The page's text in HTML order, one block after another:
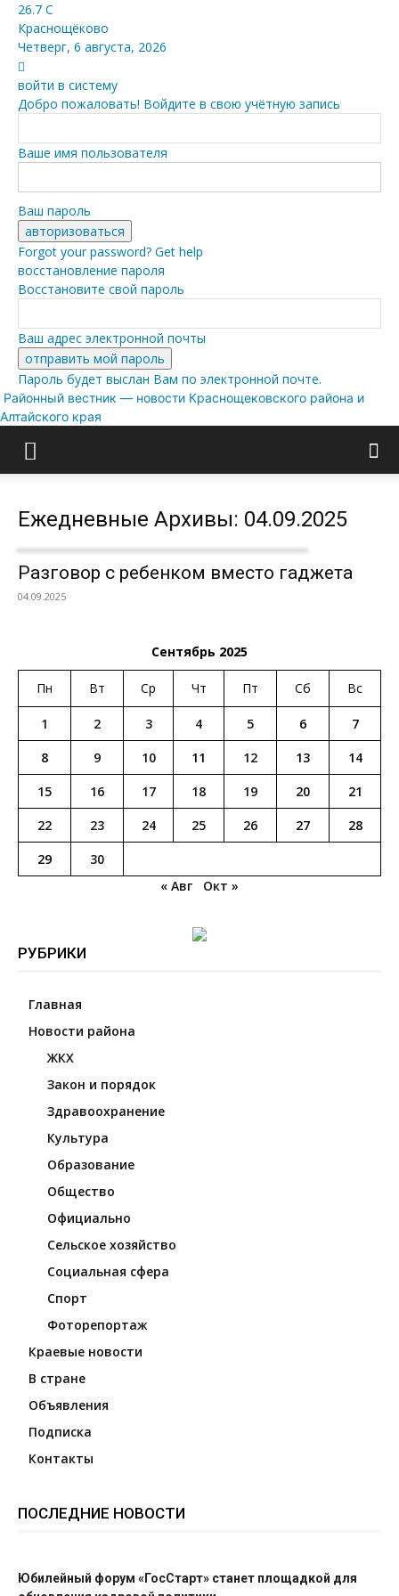
26.7 C
Краснощёково
Четверг, 6 августа, 2026
войти в систему
Добро пожаловать! Войдите в свою учётную запись
Ваше имя пользователя
Ваш пароль
Forgot your password? Get help
восстановление пароля
Восстановите свой пароль
Ваш адрес электронной почты
Пароль будет выслан Вам по электронной почте.
Районный вестник — новости Краснощековского района и
Алтайского края
Ежедневные Архивы: 04.09.2025
Разговор с ребенком вместо гаджета
04.09.2025
Сентябрь 2025
Пн Вт Ср Чт Пт Сб Вс
1 2 3 4 5 6
7
8
9 10 11 12 13
14
15
16 17 18 19 20
21
22
23 24 25 26 27
28
29
30
« Авг
Окт »
РУБРИКИ
Главная
Новости района
ЖКХ
Закон и порядок
Здравоохранение
Культура
Образование
Общество
Официально
Сельское хозяйство
Социальная сфера
Спорт
Фоторепортаж
Краевые новости
В стране
Объявления
Подписка
Контакты
ПОСЛЕДНИЕ НОВОСТИ
Юбилейный форум «ГосСтарт» станет площадкой для